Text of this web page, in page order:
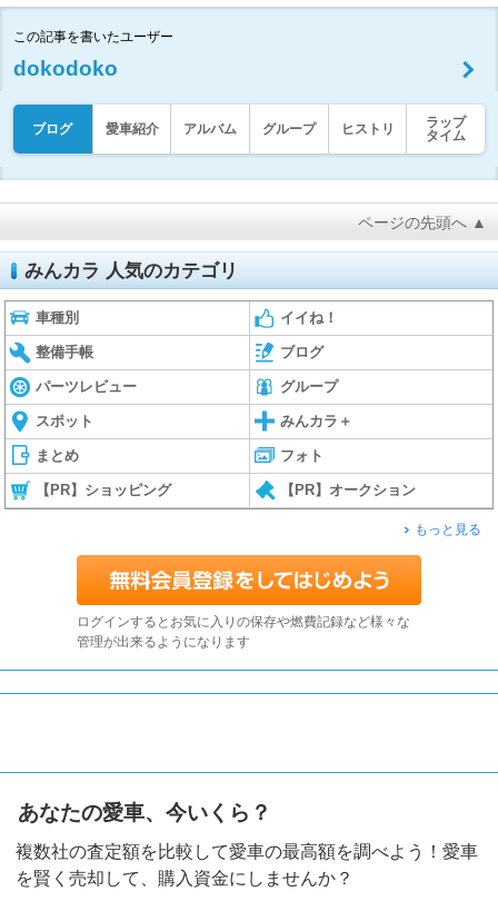
この記事を書いたユーザー
dokodoko
ブログ 愛車紹介 アルバム グループ ヒストリ
ラップ
タイム
ページの先頭へ ▲
みんカラ 人気のカテゴリ
車種別 イイね！
整備手帳 ブログ
パーツレビュー グループ
スポット みんカラ＋
まとめ フォト
【PR】ショッピング 【PR】オークション
もっと見る
ログインするとお気に入りの保存や燃費記録など様々な
管理が出来るようになります
あなたの愛車、今いくら？
複数社の査定額を比較して愛車の最高額を調べよう！愛車
を賢く売却して、購入資金にしませんか？